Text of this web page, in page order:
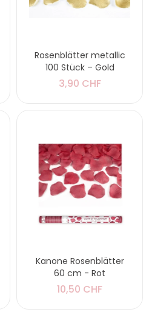
Rosenblätter metallic
100 Stück – Gold
3,90 CHF
Kanone Rosenblätter
60 cm - Rot
10,50 CHF